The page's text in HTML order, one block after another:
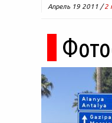
Апрель 19 2011 /2